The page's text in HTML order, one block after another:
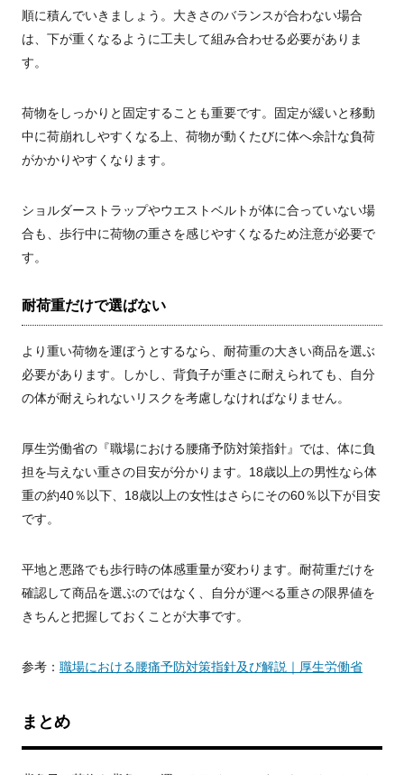
順に積んでいきましょう。大きさのバランスが合わない場合
は、下が重くなるように工夫して組み合わせる必要がありま
す。
荷物をしっかりと固定することも重要です。固定が緩いと移動
中に荷崩れしやすくなる上、荷物が動くたびに体へ余計な負荷
がかかりやすくなります。
ショルダーストラップやウエストベルトが体に合っていない場
合も、歩行中に荷物の重さを感じやすくなるため注意が必要で
す。
耐荷重だけで選ばない
より重い荷物を運ぼうとするなら、耐荷重の大きい商品を選ぶ
必要があります。しかし、背負子が重さに耐えられても、自分
の体が耐えられないリスクを考慮しなければなりません。
厚生労働省の『職場における腰痛予防対策指針』では、体に負
担を与えない重さの目安が分かります。18歳以上の男性なら体
重の約40％以下、18歳以上の女性はさらにその60％以下が目安
です。
平地と悪路でも歩行時の体感重量が変わります。耐荷重だけを
確認して商品を選ぶのではなく、自分が運べる重さの限界値を
きちんと把握しておくことが大事です。
参考： 職場における腰痛予防対策指針及び解説｜厚生労働省
まとめ